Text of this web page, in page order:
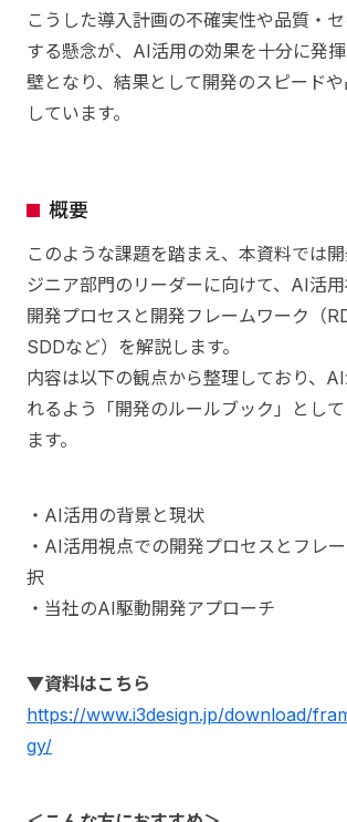
こうした導入計画の不確実性や品質・
する懸念が、AI活用の効果を十分に発
壁となり、結果として開発のスピード
しています。
概要
このような課題を踏まえ、本資料では
ジニア部門のリーダーに向けて、AI活
開発プロセスと開発フレームワーク（
SDDなど）を解説します。
内容は以下の観点から整理しており、
れるよう「開発のルールブック」とし
ます。
・AI活用の背景と現状
・AI活用視点での開発プロセスとフレ
択
・当社のAI駆動開発アプローチ
▼資料はこちら
https://www.i3design.jp/download/
gy/